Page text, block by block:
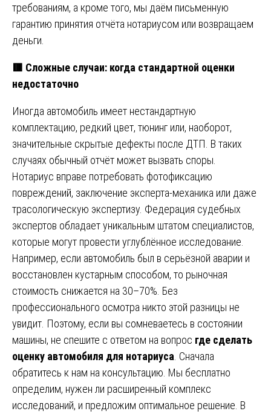
требованиям, а кроме того, мы даём письменную
гарантию принятия отчёта нотариусом или возвращаем
деньги.
🟥 Сложные случаи: когда стандартной оценки
недостаточно
Иногда автомобиль имеет нестандартную
комплектацию, редкий цвет, тюнинг или, наоборот,
значительные скрытые дефекты после ДТП. В таких
случаях обычный отчёт может вызвать споры.
Нотариус вправе потребовать фотофиксацию
повреждений, заключение эксперта-механика или даже
трасологическую экспертизу. Федерация судебных
экспертов обладает уникальным штатом специалистов,
которые могут провести углублённое исследование.
Например, если автомобиль был в серьёзной аварии и
восстановлен кустарным способом, то рыночная
стоимость снижается на 30–70%. Без
профессионального осмотра никто этой разницы не
увидит. Поэтому, если вы сомневаетесь в состоянии
машины, не спешите с ответом на вопрос где сделать
оценку автомобиля для нотариуса . Сначала
обратитесь к нам на консультацию. Мы бесплатно
определим, нужен ли расширенный комплекс
исследований, и предложим оптимальное решение. В